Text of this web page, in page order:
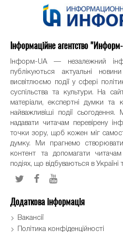
Інформаційне агентство
Інформ-UA — незалежний
публікуються актуальні
висвітлюємо події у сфері
суспільства та культури. На
матеріали, експертні думки та
найважливіші події
надавати читачам перевірену
точки зору, щоб кожен міг
думку. Ми прагнемо
контент та допомагати
подіях, що відбуваються в Україні
Додаткова інформація
Вакансії
Політика конфіденційності